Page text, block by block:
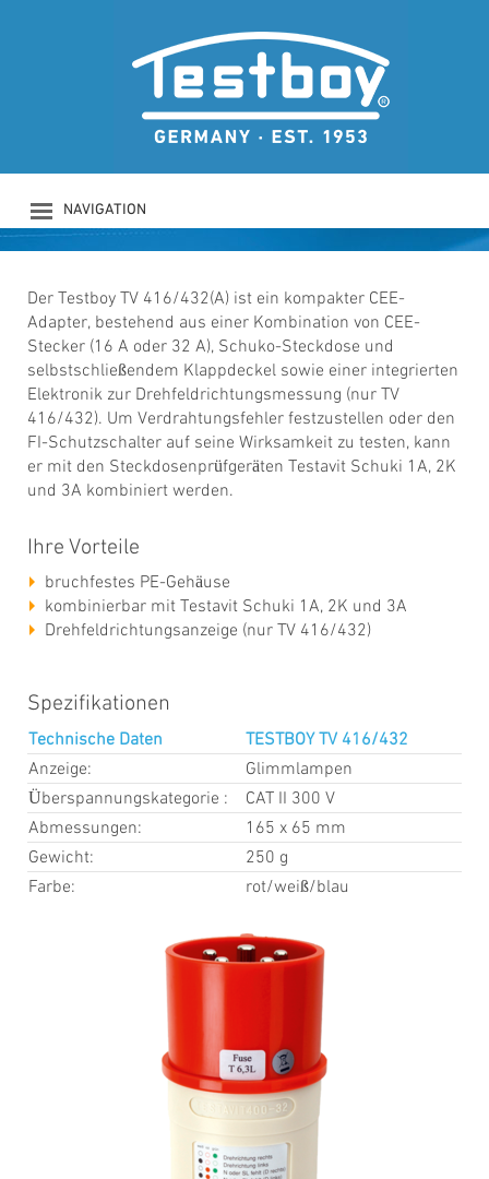
NAVIGATION
PRODUKTE
SICHERHEIT
DOWNLOADS
NEWS
KONTAKT
LOGIN
TESTBOY TV
416/432
Drehfeldrichtungsanzeige
Der Testboy TV 416/432(A) ist ein kompakter CEE-
Adapter, bestehend aus einer Kombination von CEE-
Stecker (16 A oder 32 A), Schuko-Steckdose und
selbstschließendem Klappdeckel sowie einer integrierten
Elektronik zur Drehfeldrichtungsmessung (nur TV
416/432). Um Verdrahtungsfehler festzustellen oder den
FI-Schutzschalter auf seine Wirksamkeit zu testen, kann
er mit den Steckdosenprüfgeräten Testavit Schuki 1A, 2K
und 3A kombiniert werden.
Ihre Vorteile
bruchfestes PE-Gehäuse
kombinierbar mit Testavit Schuki 1A, 2K und 3A
Drehfeldrichtungsanzeige (nur TV 416/432)
Spezifikationen
Technische Daten
TESTBOY TV 416/432
Anzeige:
Glimmlampen
Überspannungskategorie :
CAT II 300 V
Abmessungen:
165 x 65 mm
Gewicht:
250 g
Farbe:
rot/weiß/blau